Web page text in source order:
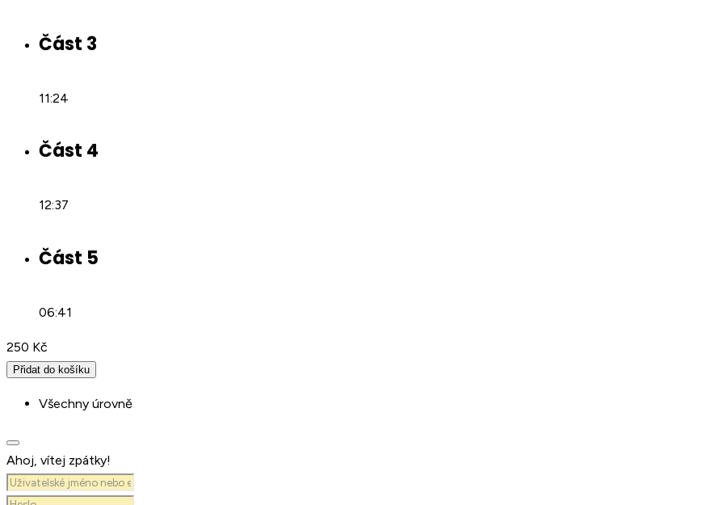
Část 3
11:24
Část 4
12:37
Část 5
06:41
250 Kč
Přidat do košíku
Všechny úrovně
Ahoj, vítej zpátky!